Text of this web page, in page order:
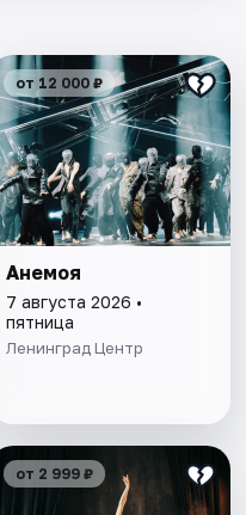
от 12 000 ₽
Анемоя
7 августа 2026 •
пятница
Ленинград Центр
от 2 999 ₽